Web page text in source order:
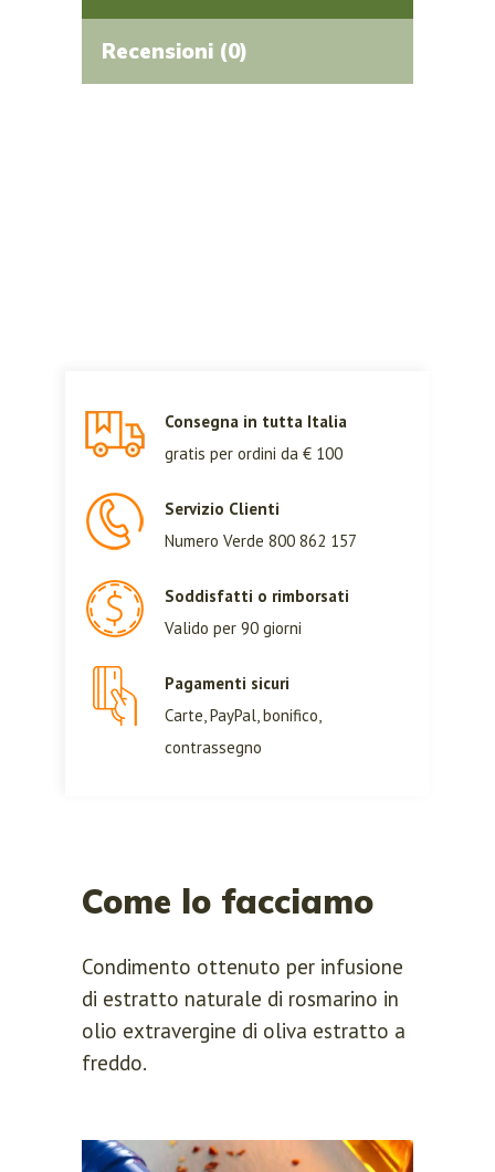
Recensioni (0)
Consegna in tutta Italia
gratis per ordini da € 100
Servizio Clienti
Numero Verde 800 862 157
Soddisfatti o rimborsati
Valido per 90 giorni
Pagamenti sicuri
Carte, PayPal, bonifico,
contrassegno
Come lo facciamo
Condimento ottenuto per infusione
di estratto naturale di rosmarino in
olio extravergine di oliva estratto a
freddo.
LOGIN
Remember me